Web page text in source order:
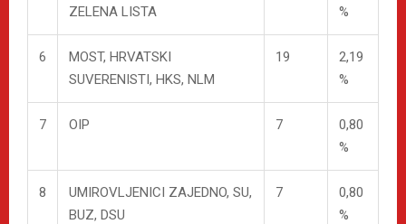
ZELENA LISTA %
6
MOST, HRVATSKI
SUVERENISTI, HKS, NLM
19
2,19
%
7 OIP 7
0,80
%
8
UMIROVLJENICI ZAJEDNO, SU,
BUZ, DSU
7
0,80
%